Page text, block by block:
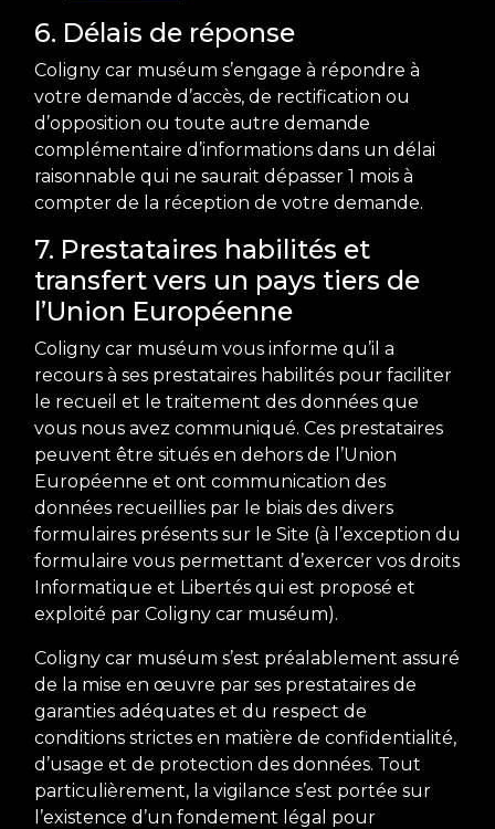
6. Délais de réponse
Coligny car muséum s’engage à répondre à
votre demande d’accès, de rectification ou
d’opposition ou toute autre demande
complémentaire d’informations dans un délai
raisonnable qui ne saurait dépasser 1 mois à
compter de la réception de votre demande.
7. Prestataires habilités et
transfert vers un pays tiers de
l’Union Européenne
Coligny car muséum vous informe qu’il a
recours à ses prestataires habilités pour faciliter
le recueil et le traitement des données que
vous nous avez communiqué. Ces prestataires
peuvent être situés en dehors de l’Union
Européenne et ont communication des
données recueillies par le biais des divers
formulaires présents sur le Site (à l’exception du
formulaire vous permettant d’exercer vos droits
Informatique et Libertés qui est proposé et
exploité par Coligny car muséum).
Coligny car muséum s’est préalablement assuré
de la mise en œuvre par ses prestataires de
garanties adéquates et du respect de
conditions strictes en matière de confidentialité,
d’usage et de protection des données. Tout
particulièrement, la vigilance s’est portée sur
l’existence d’un fondement légal pour